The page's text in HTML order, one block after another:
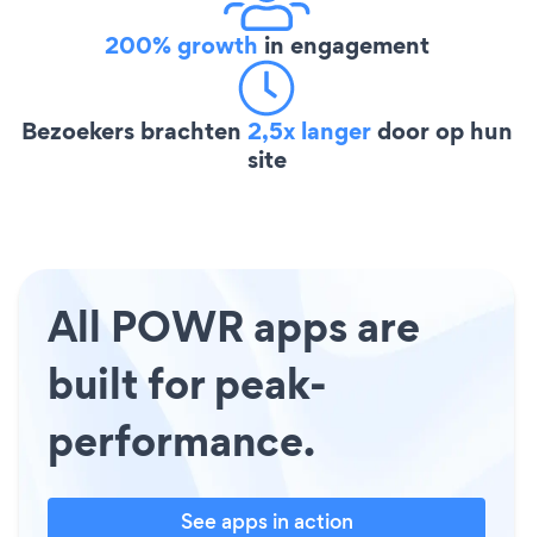
200% growth in engagement
Bezoekers brachten 2,5x langerdoor op hun
site
All POWR apps are
built for peak-
performance.
See apps in action